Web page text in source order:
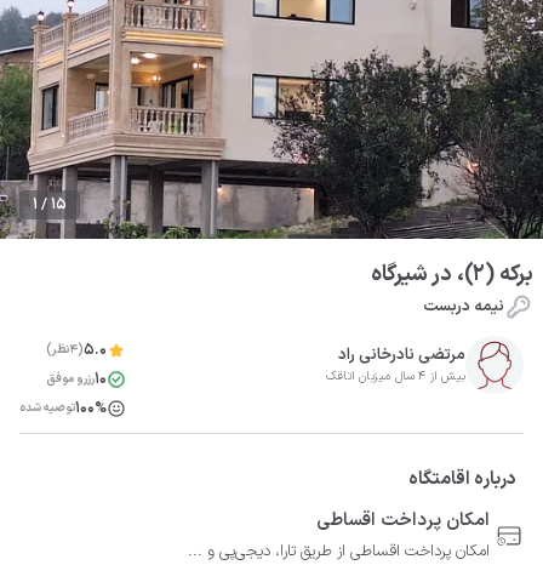
1 / 15
برکه (۲)، در شیرگاه
نیمه دربست
مرتضی نادرخانی راد
بیش از 4 سال میزبان اتاقک
5.0(4نظر)
10رزرو موفق
100%توصیه شده
درباره اقامتگاه
امکان پرداخت اقساطی
امکان پرداخت اقساطی از طریق تارا، دیجی‌پی و ...